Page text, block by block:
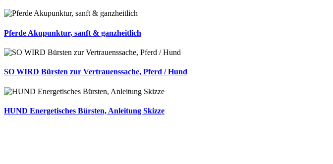
Pferde Akupunktur, sanft & ganzheitlich
SO WIRD Bürsten zur Vertrauenssache, Pferd / Hund
HUND Energetisches Bürsten, Anleitung Skizze